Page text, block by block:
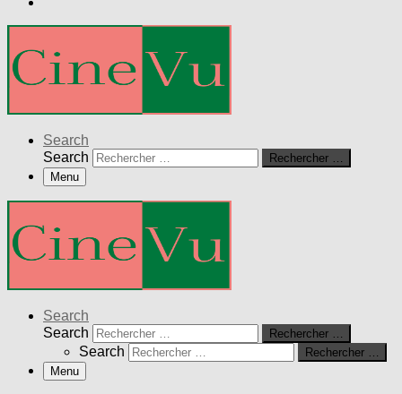
Search
Search
Rechercher …
Menu
Search
Search
Rechercher …
Search
Rechercher …
Menu